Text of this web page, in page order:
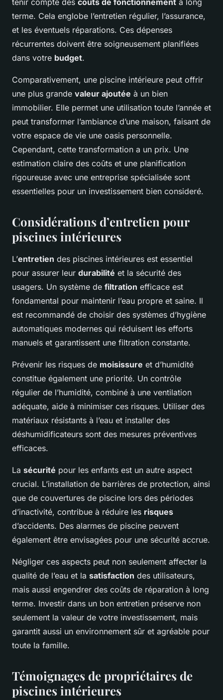
tenir compte des coûts de fonctionnement à long
terme. Cela englobe l’entretien régulier, l’assurance,
et les éventuels réparations. Ces dépenses
récurrentes doivent être soigneusement planifiées
dans votre budget.
Comparativement, une piscine intérieure peut offrir
une plus grande valeur ajoutée à un bien
immobilier. Elle permet une utilisation toute l’année et
peut transformer l’ambiance d’une maison, faisant de
votre espace de vie une oasis personnelle.
Cependant, cette transformation a un prix. Une
estimation claire des coûts et une planification
rigoureuse avec une entreprise spécialisée sont
essentielles pour un investissement bien consideré.
Considérations d’entretien pour
piscines intérieures
L’entretien des piscines intérieures est essentiel
pour assurer leur durabilité et la sécurité des
usagers. Un système de filtration efficace est
fondamental pour maintenir l’eau propre et saine. Il
est recommandé de choisir des systèmes d’hygiène
automatiques modernes qui réduisent les efforts
manuels et garantissent une filtration constante.
Prévenir les risques de moisissure et d’humidité
constitue également une priorité. Un contrôle
régulier de l’humidité, combiné à une ventilation
adéquate, aide à minimiser ces risques. Utiliser des
matériaux résistants à l’eau et installer des
déshumidificateurs sont des mesures préventives
efficaces.
La sécurité pour les enfants est un autre aspect
crucial. L’installation de barrières de protection, ainsi
que de couvertures de piscine lors des périodes
d’inactivité, contribue à réduire les risques
d’accidents. Des alarmes de piscine peuvent
également être envisagées pour une sécurité accrue.
Négliger ces aspects peut non seulement affecter la
qualité de l’eau et la satisfaction des utilisateurs,
mais aussi engendrer des coûts de réparation à long
terme. Investir dans un bon entretien préserve non
seulement la valeur de votre investissement, mais
garantit aussi un environnement sûr et agréable pour
toute la famille.
Témoignages de propriétaires de
piscines intérieures